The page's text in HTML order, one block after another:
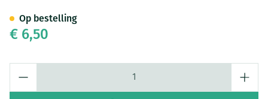
€ 6,50
Op bestelling